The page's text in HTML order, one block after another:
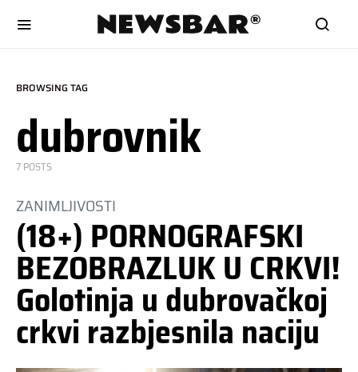
BROWSING TAG
dubrovnik
7 POSTS
ZANIMLJIVOSTI
(18+) PORNOGRAFSKI
BEZOBRAZLUK U CRKVI!
Golotinja u dubrovačkoj
crkvi razbjesnila naciju